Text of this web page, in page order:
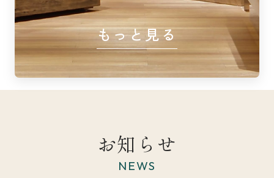
もっと見る
お知らせ
NEWS